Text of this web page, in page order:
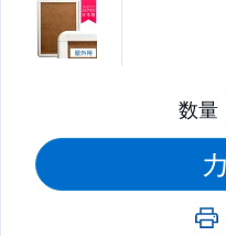
数量